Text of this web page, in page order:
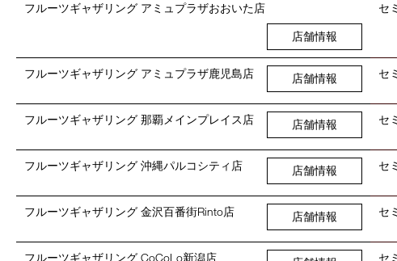
フルーツギャザリング アミュプラザおおいた店
店舗情報
セ
フルーツギャザリング アミュプラザ鹿児島店 店舗情報 セ
フルーツギャザリング 那覇メインプレイス店 店舗情報 セ
フルーツギャザリング 沖縄パルコシティ店 店舗情報 セ
フルーツギャザリング 金沢百番街Rinto店 店舗情報 セ
フルーツギャザリング CoCoLo新潟店 セ